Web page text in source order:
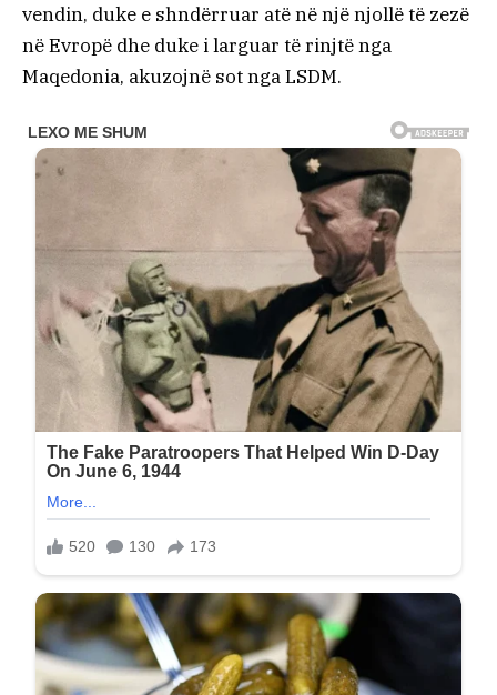
vendin, duke e shndërruar atë në një njollë të zezë
në Evropë dhe duke i larguar të rinjtë nga
Maqedonia, akuzojnë sot nga LSDM.